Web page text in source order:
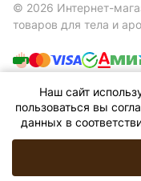
© 2026 Интернет-
товаров для тела и
Конфиденциальность
Разработано в Студии
Наш сайт
пользоваться вы
данных в